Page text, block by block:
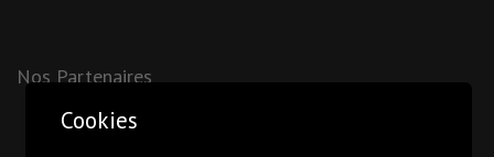
Nos Partenaires
Cookies